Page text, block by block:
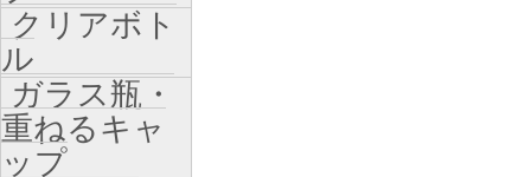
クリアボト
ル
ガラス瓶・
重ねるキャ
ップ